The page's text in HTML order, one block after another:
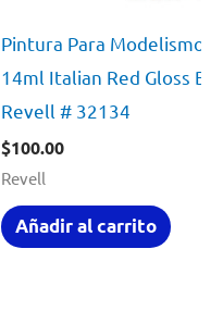
Pintura Para Modelismo
14ml Italian Red Gloss By
Revell # 32134
$100.00
Revell
Añadir al carrito